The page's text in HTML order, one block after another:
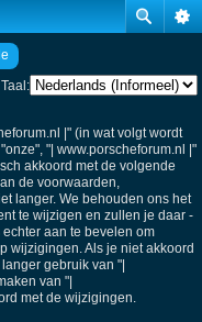
Taal:
|" (in wat volgt wordt
"| www.porscheforum.nl |"
akkoord met de volgende
de voorwaarden,
langer. We behouden ons het
te wijzigen en zullen je daar -
aan te bevelen om
wijzigingen. Als je niet akkoord
gebruik van "|
van "|
met de wijzigingen.